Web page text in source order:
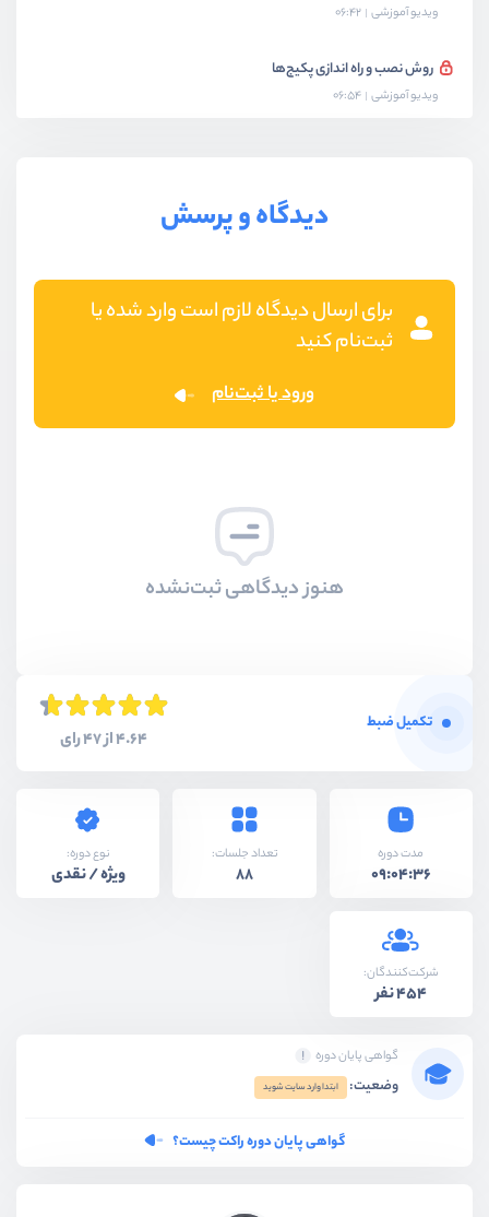
ویدیو آموزشی 06:42
روش نصب و راه اندازی پکیج‌ها
ویدیو آموزشی 06:54
دیدگاه و پرسش
برای ارسال دیدگاه لازم است وارد شده یا
ثبت‌نام کنید
ورود یا ثبت‌نام
هنوز دیدگاهی ثبت‌نشده
تکمیل ضبط
4.64 از 47 رای
مدت دوره
09:04:36
تعداد جلسات:
88
نوع دوره:
ویژه / نقدی
شرکت‌کنندگان:
454 نفر
گواهی پایان دوره
وضعیت: ابتدا وارد سایت شوید
گواهی پایان دوره راکت چیست؟